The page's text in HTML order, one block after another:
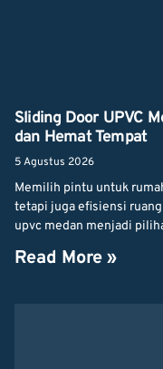
Sliding Door UPVC
dan Hemat Tempat
5 Agustus 2026
Memilih pintu untuk
tetapi juga efisiensi
upvc medan menjadi
Read More »